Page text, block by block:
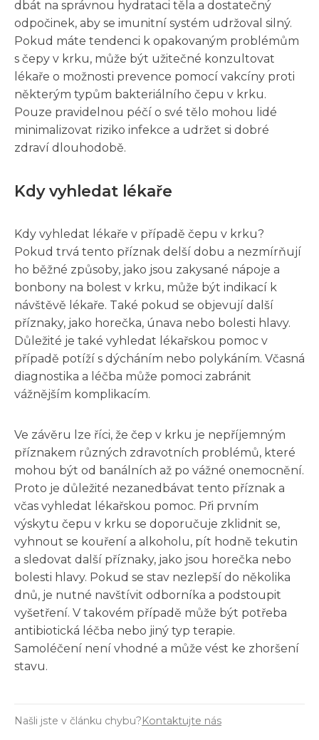
dbát na správnou hydrataci těla a dostatečný
odpočinek, aby se imunitní systém udržoval silný.
Pokud máte tendenci k opakovaným problémům
s čepy v krku, může být užitečné konzultovat
lékaře o možnosti prevence pomocí vakcíny proti
některým typům bakteriálního čepu v krku.
Pouze pravidelnou péčí o své tělo mohou lidé
minimalizovat riziko infekce a udržet si dobré
zdraví dlouhodobě.
Kdy vyhledat lékaře
Kdy vyhledat lékaře v případě čepu v krku?
Pokud trvá tento příznak delší dobu a nezmírňují
ho běžné způsoby, jako jsou zakysané nápoje a
bonbony na bolest v krku, může být indikací k
návštěvě lékaře. Také pokud se objevují další
příznaky, jako horečka, únava nebo bolesti hlavy.
Důležité je také vyhledat lékařskou pomoc v
případě potíží s dýcháním nebo polykáním. Včasná
diagnostika a léčba může pomoci zabránit
vážnějším komplikacím.
Ve závěru lze říci, že čep v krku je nepříjemným
příznakem různých zdravotních problémů, které
mohou být od banálních až po vážné onemocnění.
Proto je důležité nezanedbávat tento příznak a
včas vyhledat lékařskou pomoc. Při prvním
výskytu čepu v krku se doporučuje zklidnit se,
vyhnout se kouření a alkoholu, pít hodně tekutin
a sledovat další příznaky, jako jsou horečka nebo
bolesti hlavy. Pokud se stav nezlepší do několika
dnů, je nutné navštívit odborníka a podstoupit
vyšetření. V takovém případě může být potřeba
antibiotická léčba nebo jiný typ terapie.
Samoléčení není vhodné a může vést ke zhoršení
stavu.
Našli jste v článku chybu?Kontaktujte nás